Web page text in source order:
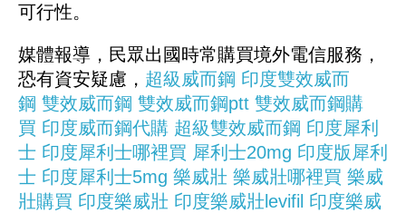
可行性。
媒體報導，民眾出國時常購買境外電信服務，
恐有資安疑慮， 超級威而鋼 印度雙效威而
鋼 雙效威而鋼 雙效威而鋼ptt 雙效威而鋼購
買 印度威而鋼代購 超級雙效威而鋼 印度犀利
士 印度犀利士哪裡買 犀利士20mg 印度版犀利
士 印度犀利士5mg 樂威壯 樂威壯哪裡買 樂威
壯購買 印度樂威壯 印度樂威壯levifil 印度樂威